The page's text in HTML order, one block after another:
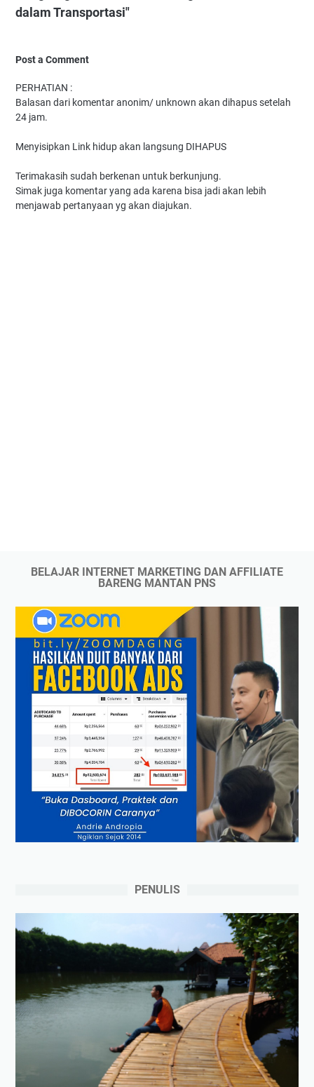
dalam Transportasi"
Post a Comment
PERHATIAN :
Balasan dari komentar anonim/ unknown akan dihapus setelah
24 jam.
Menyisipkan Link hidup akan langsung DIHAPUS
Terimakasih sudah berkenan untuk berkunjung.
Simak juga komentar yang ada karena bisa jadi akan lebih
menjawab pertanyaan yg akan diajukan.
BELAJAR INTERNET MARKETING DAN AFFILIATE
BARENG MANTAN PNS
PENULIS